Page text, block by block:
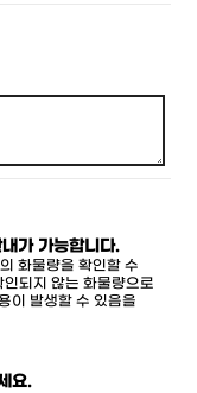
가 가능합니다.
화물량을 확인할 수
되지 않는 화물량으로
이 발생할 수 있음을
요.